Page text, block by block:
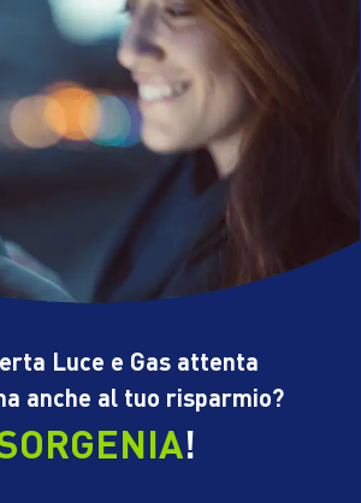
Luce e Gas attenta
anche al tuo risparmio?
!